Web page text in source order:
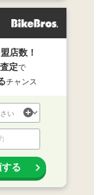
店数！
定で
チャンス
る